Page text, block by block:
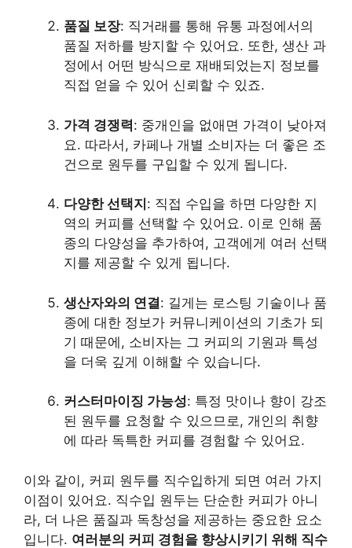
품질 보장: 직거래를 통해 유통 과정에서의
품질 저하를 방지할 수 있어요. 또한, 생산 과
정에서 어떤 방식으로 재배되었는지 정보를
직접 얻을 수 있어 신뢰할 수 있죠.
가격 경쟁력: 중개인을 없애면 가격이 낮아져
요. 따라서, 카페나 개별 소비자는 더 좋은 조
건으로 원두를 구입할 수 있게 됩니다.
다양한 선택지 : 직접 수입을 하면 다양한 지
역의 커피를 선택할 수 있어요. 이로 인해 품
종의 다양성을 추가하여, 고객에게 여러 선택
지를 제공할 수 있게 됩니다.
생산자와의 연결: 길게는 로스팅 기술이나 품
종에 대한 정보가 커뮤니케이션의 기초가 되
기 때문에, 소비자는 그 커피의 기원과 특성
을 더욱 깊게 이해할 수 있습니다.
커스터마이징 가능성: 특정 맛이나 향이 강조
된 원두를 요청할 수 있으므로, 개인의 취향
에 따라 독특한 커피를 경험할 수 있어요.
이와 같이, 커피 원두를 직수입하게 되면 여러 가지
이점이 있어요. 직수입 원두는 단순한 커피가 아니
라, 더 나은 품질과 독창성을 제공하는 중요한 요소
입니다. 여러분의 커피 경험을 향상시키기 위해 직수